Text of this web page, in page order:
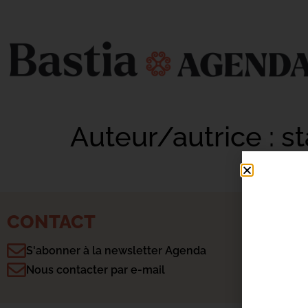
Auteur/autrice :
CONTACT
S'abonner à la newsletter Agenda
Nous contacter par e-mail